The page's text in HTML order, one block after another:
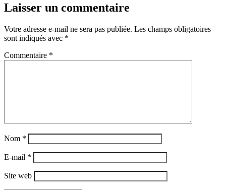
Laisser un commentaire
Votre adresse e-mail ne sera pas publiée. Les champs obligatoires
sont indiqués avec *
Commentaire *
Nom *
E-mail *
Site web